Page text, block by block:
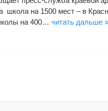
школа на 1500 мест – в
на 400… читать дальше »